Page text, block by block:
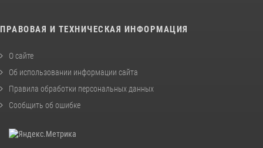
ПРАВОВАЯ И ТЕХНИЧЕСКАЯ ИНФОРМАЦИЯ
О сайте
Об использовании информации сайта
Правила обработки персональных данных
Сообщить об ошибке